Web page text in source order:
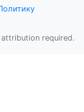
required.